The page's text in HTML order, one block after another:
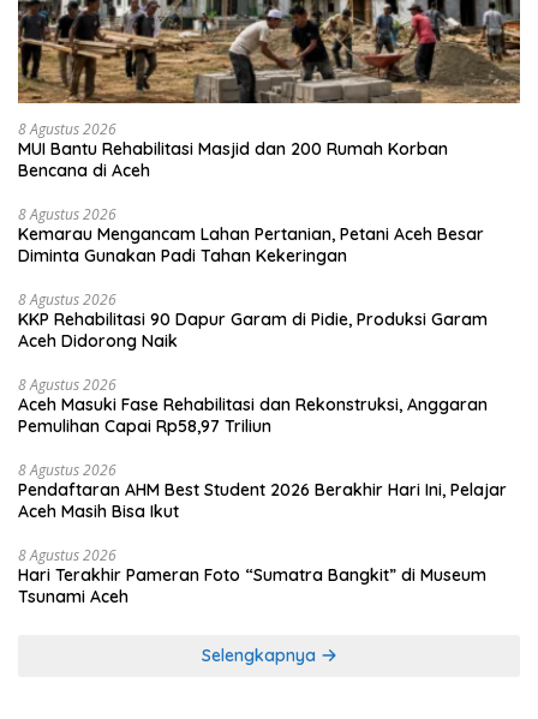
8 Agustus 2026
MUI Bantu Rehabilitasi Masjid dan 200 Rumah Korban
Bencana di Aceh
8 Agustus 2026
Kemarau Mengancam Lahan Pertanian, Petani Aceh Besar
Diminta Gunakan Padi Tahan Kekeringan
8 Agustus 2026
KKP Rehabilitasi 90 Dapur Garam di Pidie, Produksi Garam
Aceh Didorong Naik
8 Agustus 2026
Aceh Masuki Fase Rehabilitasi dan Rekonstruksi, Anggaran
Pemulihan Capai Rp58,97 Triliun
8 Agustus 2026
Pendaftaran AHM Best Student 2026 Berakhir Hari Ini, Pelajar
Aceh Masih Bisa Ikut
8 Agustus 2026
Hari Terakhir Pameran Foto “Sumatra Bangkit” di Museum
Tsunami Aceh
Selengkapnya